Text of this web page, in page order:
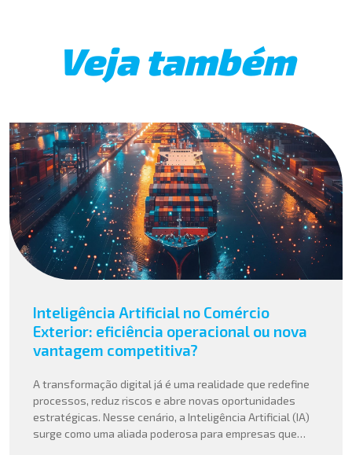
Veja também
Inteligência Artificial no Comércio
Exterior: eficiência operacional ou nova
vantagem competitiva?
A transformação digital já é uma realidade que redefine
processos, reduz riscos e abre novas oportunidades
estratégicas. Nesse cenário, a Inteligência Artificial (IA)
surge como uma aliada poderosa para empresas que